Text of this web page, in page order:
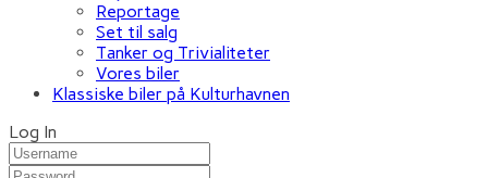
Reportage
Set til salg
Tanker og Trivialiteter
Vores biler
Klassiske biler på Kulturhavnen
Log In